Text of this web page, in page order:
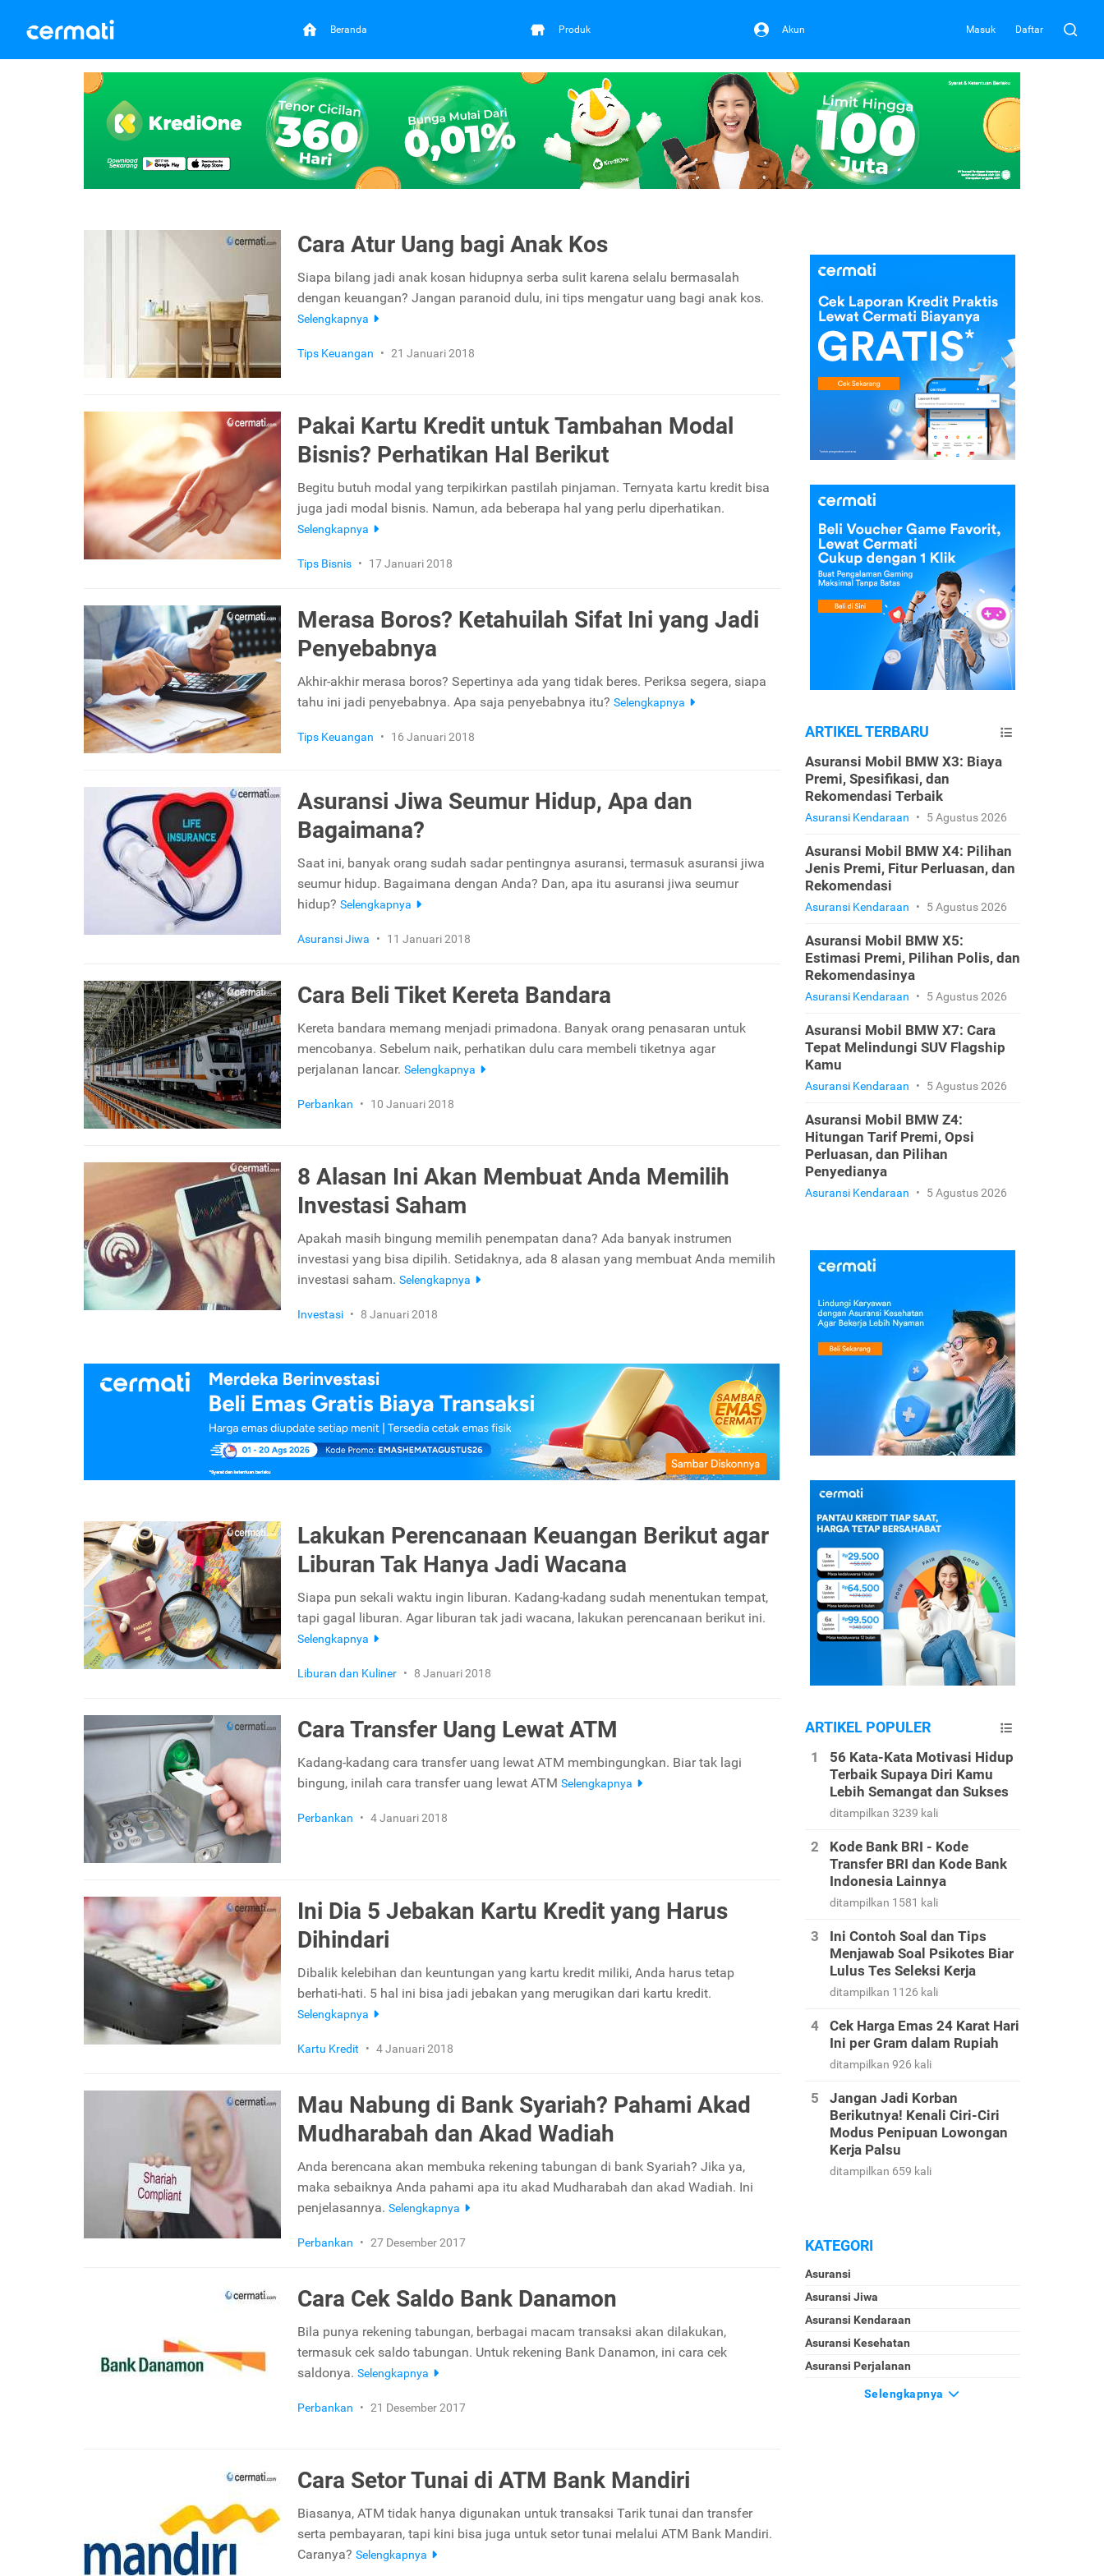
Beranda Produk Akun Masuk Daftar
Cara Atur Uang bagi Anak Kos
Siapa bilang jadi anak kosan hidupnya serba sulit karena selalu bermasalah
dengan keuangan? Jangan paranoid dulu, ini tips mengatur uang bagi anak kos.
Selengkapnya
Tips Keuangan • 21 Januari 2018
Pakai Kartu Kredit untuk Tambahan Modal
Bisnis? Perhatikan Hal Berikut
Begitu butuh modal yang terpikirkan pastilah pinjaman. Ternyata kartu kredit bisa
juga jadi modal bisnis. Namun, ada beberapa hal yang perlu diperhatikan.
Selengkapnya
Tips Bisnis • 17 Januari 2018
Merasa Boros? Ketahuilah Sifat Ini yang Jadi
Penyebabnya
Akhir-akhir merasa boros? Sepertinya ada yang tidak beres. Periksa segera, siapa
tahu ini jadi penyebabnya. Apa saja penyebabnya itu? Selengkapnya
Tips Keuangan • 16 Januari 2018
Asuransi Jiwa Seumur Hidup, Apa dan
Bagaimana?
Saat ini, banyak orang sudah sadar pentingnya asuransi, termasuk asuransi jiwa
seumur hidup. Bagaimana dengan Anda? Dan, apa itu asuransi jiwa seumur
hidup? Selengkapnya
Asuransi Jiwa • 11 Januari 2018
Cara Beli Tiket Kereta Bandara
Kereta bandara memang menjadi primadona. Banyak orang penasaran untuk
mencobanya. Sebelum naik, perhatikan dulu cara membeli tiketnya agar
perjalanan lancar. Selengkapnya
Perbankan • 10 Januari 2018
8 Alasan Ini Akan Membuat Anda Memilih
Investasi Saham
Apakah masih bingung memilih penempatan dana? Ada banyak instrumen
investasi yang bisa dipilih. Setidaknya, ada 8 alasan yang membuat Anda memilih
investasi saham. Selengkapnya
Investasi • 8 Januari 2018
Lakukan Perencanaan Keuangan Berikut agar
Liburan Tak Hanya Jadi Wacana
Siapa pun sekali waktu ingin liburan. Kadang-kadang sudah menentukan tempat,
tapi gagal liburan. Agar liburan tak jadi wacana, lakukan perencanaan berikut ini.
Selengkapnya
Liburan dan Kuliner • 8 Januari 2018
Cara Transfer Uang Lewat ATM
Kadang-kadang cara transfer uang lewat ATM membingungkan. Biar tak lagi
bingung, inilah cara transfer uang lewat ATM Selengkapnya
Perbankan • 4 Januari 2018
Ini Dia 5 Jebakan Kartu Kredit yang Harus
Dihindari
Dibalik kelebihan dan keuntungan yang kartu kredit miliki, Anda harus tetap
berhati-hati. 5 hal ini bisa jadi jebakan yang merugikan dari kartu kredit.
Selengkapnya
Kartu Kredit • 4 Januari 2018
Mau Nabung di Bank Syariah? Pahami Akad
Mudharabah dan Akad Wadiah
Anda berencana akan membuka rekening tabungan di bank Syariah? Jika ya,
maka sebaiknya Anda pahami apa itu akad Mudharabah dan akad Wadiah. Ini
penjelasannya. Selengkapnya
Perbankan • 27 Desember 2017
Cara Cek Saldo Bank Danamon
Bila punya rekening tabungan, berbagai macam transaksi akan dilakukan,
termasuk cek saldo tabungan. Untuk rekening Bank Danamon, ini cara cek
saldonya. Selengkapnya
Perbankan • 21 Desember 2017
Cara Setor Tunai di ATM Bank Mandiri
Biasanya, ATM tidak hanya digunakan untuk transaksi Tarik tunai dan transfer
serta pembayaran, tapi kini bisa juga untuk setor tunai melalui ATM Bank Mandiri.
Caranya? Selengkapnya
ARTIKEL TERBARU
Asuransi Mobil BMW X3: Biaya
Premi, Spesifikasi, dan
Rekomendasi Terbaik
Asuransi Kendaraan • 5 Agustus 2026
Asuransi Mobil BMW X4: Pilihan
Jenis Premi, Fitur Perluasan, dan
Rekomendasi
Asuransi Kendaraan • 5 Agustus 2026
Asuransi Mobil BMW X5:
Estimasi Premi, Pilihan Polis, dan
Rekomendasinya
Asuransi Kendaraan • 5 Agustus 2026
Asuransi Mobil BMW X7: Cara
Tepat Melindungi SUV Flagship
Kamu
Asuransi Kendaraan • 5 Agustus 2026
Asuransi Mobil BMW Z4:
Hitungan Tarif Premi, Opsi
Perluasan, dan Pilihan
Penyedianya
Asuransi Kendaraan • 5 Agustus 2026
ARTIKEL POPULER
56 Kata-Kata Motivasi Hidup
Terbaik Supaya Diri Kamu
Lebih Semangat dan Sukses
ditampilkan 3239 kali
Kode Bank BRI - Kode
Transfer BRI dan Kode Bank
Indonesia Lainnya
ditampilkan 1581 kali
Ini Contoh Soal dan Tips
Menjawab Soal Psikotes Biar
Lulus Tes Seleksi Kerja
ditampilkan 1126 kali
Cek Harga Emas 24 Karat Hari
Ini per Gram dalam Rupiah
ditampilkan 926 kali
Jangan Jadi Korban
Berikutnya! Kenali Ciri-Ciri
Modus Penipuan Lowongan
Kerja Palsu
ditampilkan 659 kali
KATEGORI
Asuransi
Asuransi Jiwa
Asuransi Kendaraan
Asuransi Kesehatan
Asuransi Perjalanan
Selengkapnya